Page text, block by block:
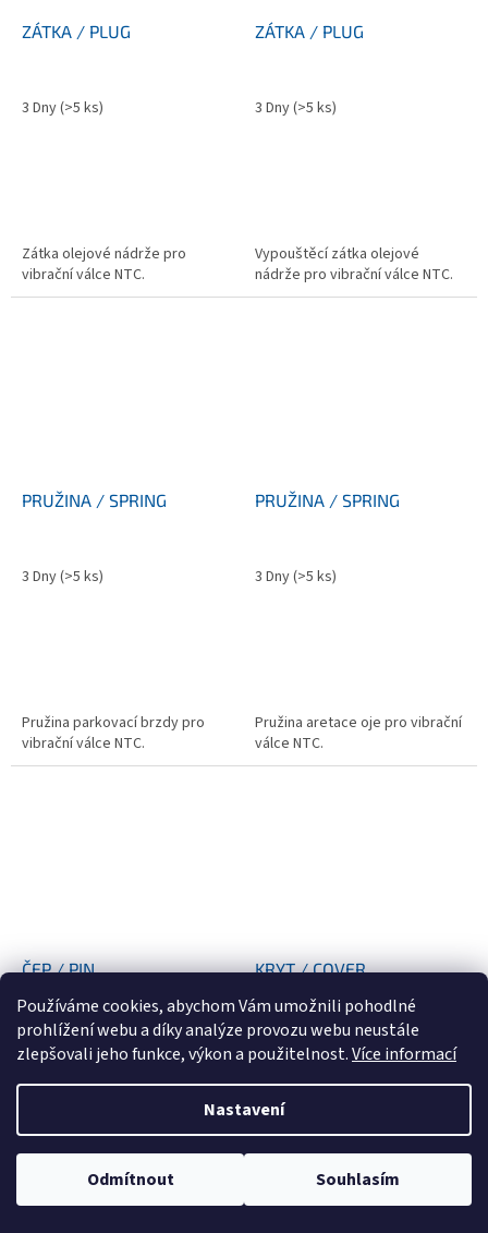
Používáme cookies, abychom Vám umožnili pohodlné
prohlížení webu a díky analýze provozu webu neustále
zlepšovali jeho funkce, výkon a použitelnost.Více informací
Nastavení
Odmítnout Souhlasím
ZÁTKA / PLUG
3 Dny(>5 ks)
Zátka olejové nádrže pro
vibrační válce NTC.
ZÁTKA / PLUG
3 Dny(>5 ks)
Vypouštěcí zátka olejové
nádrže pro vibrační válce NTC.
PRUŽINA / SPRING
3 Dny(>5 ks)
Pružina parkovací brzdy pro
vibrační válce NTC.
PRUŽINA / SPRING
3 Dny(>5 ks)
Pružina aretace oje pro vibrační
válce NTC.
ČEP / PIN
3 Dny(>5 ks)
Čep aretace oje pro vibrační
válce NTC.
KRYT / COVER
3 Dny(>5 ks)
Kryt pro vibrační válce NTC.